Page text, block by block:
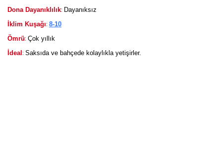
Dona Dayanıklılık: Dayanıksız
İklim Kuşağı: 8-10
Ömrü: Çok yıllık
İdeal : Saksıda ve bahçede kolaylıkla yetişirler.